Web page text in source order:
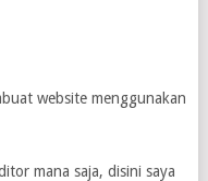
website menggunakan
mana saja, disini saya